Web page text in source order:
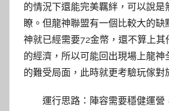
的情況下還能完美羈絆，可以說是
瞭。但龍神聯盟有一個比較大的缺
神就已經需要72金幣，還不算上其
的經濟，所以可能回出現場上龍神
的難受局面，此時就更考驗玩傢對
運行思路：陣容需要穩健運營